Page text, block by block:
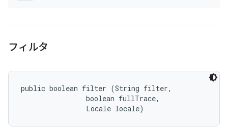
フィルタ
public boolean filter (String filter,
                boolean fullTrace,
                Locale locale)